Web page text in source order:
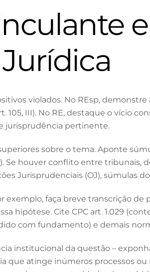
e
violados. No REsp,
105, III). No RE, destaque o vício
jurisprudência pertinente.
sobre o tema. Aponte
Se houver conflito entre
Jurisprudenciais (OJ), súmulas
faça breve transcrição de
hipótese. Cite CPC art. 1.029
com fundamento) e demais
institucional da questão –
atinge inúmeros processos ou